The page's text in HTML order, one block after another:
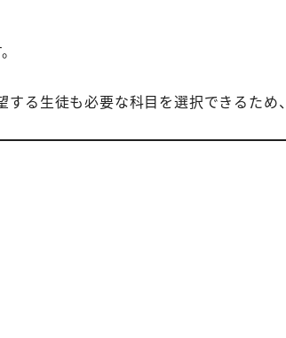
る生徒も必要な科目を選択できるため